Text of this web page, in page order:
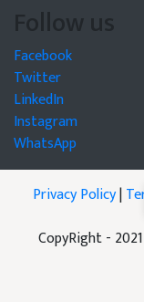
Follow us
Facebook
Twitter
LinkedIn
Instagram
WhatsApp
Privacy Policy|
CopyRight -